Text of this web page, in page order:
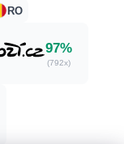
RO
97%
(792x)